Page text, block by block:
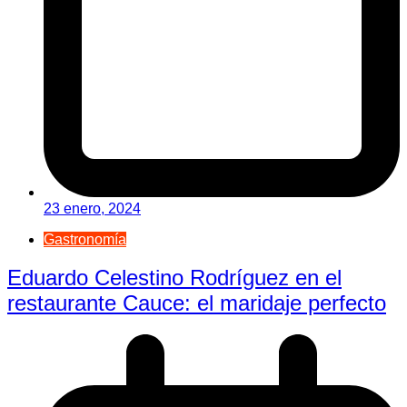
23 enero, 2024
Gastronomía
Eduardo Celestino Rodríguez en el
restaurante Cauce: el maridaje perfecto